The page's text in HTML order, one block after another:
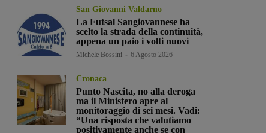
San Giovanni Valdarno
La Futsal Sangiovannese ha
scelto la strada della continuità,
appena un paio i volti nuovi
Michele Bossini 6 Agosto 2026
Cronaca
Punto Nascita, no alla deroga
ma il Ministero apre al
monitoraggio di sei mesi. Vadi:
“Una risposta che valutiamo
positivamente anche se con